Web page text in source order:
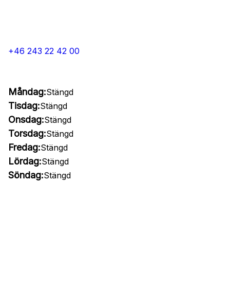
+46 243 22 42 00
Måndag:Stängd
Tisdag:Stängd
Onsdag:Stängd
Torsdag:Stängd
Fredag:Stängd
Lördag:Stängd
Söndag:Stängd